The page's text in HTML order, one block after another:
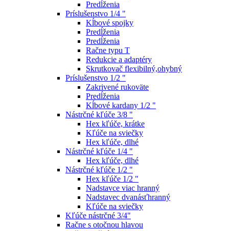
Predĺženia
Príslušenstvo 1/4 "
Kĺbové spojky
Predĺženia
Predĺženia
Račne typu T
Redukcie a adaptéry
Skrutkovač flexibilný,ohybný
Príslušenstvo 1/2 "
Zakrivené rukoväte
Predĺženia
Kĺbové kardany 1/2 "
Nástrčné kľúče 3/8 "
Hex kľúče, krátke
Kľúče na sviečky
Hex kľúče, dlhé
Nástrčné kľúče 1/4 "
Hex kľúče, dlhé
Nástrčné kľúče 1/2 "
Hex kľúče 1/2 "
Nadstavce viac hranný
Nadstavec dvanásťhranný
Kľúče na sviečky
Kľúče nástrčné 3/4"
Račne s otočnou hlavou